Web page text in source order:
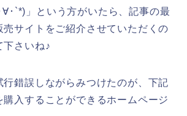
･`*)」という方がいたら、記事の最
売サイトをご紹介させていただくの
下さいね♪
行錯誤しながらみつけたのが、下記
購入することができるホームページ